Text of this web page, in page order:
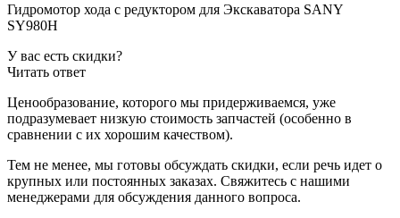
Гидромотор хода с редуктором для Экскаватора SANY
SY980H
У вас есть скидки?
Читать ответ
Ценообразование, которого мы придерживаемся, уже
подразумевает низкую стоимость запчастей (особенно в
сравнении с их хорошим качеством).
Тем не менее, мы готовы обсуждать скидки, если речь идет о
крупных или постоянных заказах. Свяжитесь с нашими
менеджерами для обсуждения данного вопроса.